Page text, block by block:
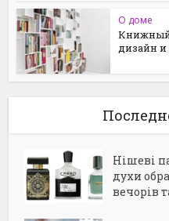
О доме
Книжный
дизайн и
Нішеві
духи
вечорів